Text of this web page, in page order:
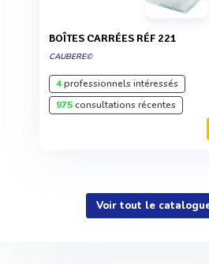
BOÎTES CARRÉES RÉF 221
CAUBERE©
4professionnels intéressés
975consultations récentes
Voir tout le